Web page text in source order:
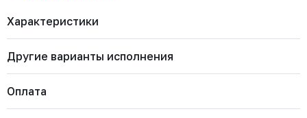
Характеристики
Бренд
Диаметр номинальный
ДУ 250
Марка материала корпуса
Другие варианты исполнения
Оплата